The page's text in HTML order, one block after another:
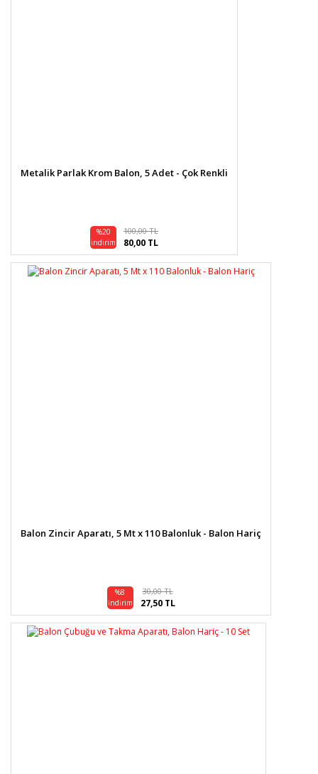
Metalik Parlak Krom Balon, 5 Adet - Çok Renkli
%20
indirim
100,00 TL
80,00 TL
Balon Zincir Aparatı, 5 Mt x 110 Balonluk - Balon Hariç
%8
indirim
30,00 TL
27,50 TL